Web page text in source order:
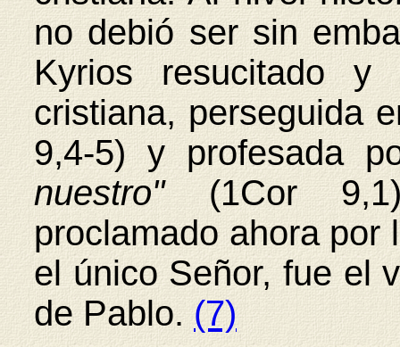
no debió ser sin
Kyrios resucitado
cristiana, perseguida
9,4-5) y profesada
nuestro"(1Cor
proclamado ahora por
el único Señor, fue el
de Pablo. (7)